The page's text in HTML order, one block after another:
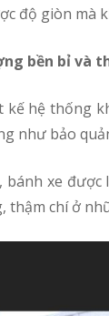
độ giòn mà
bền bỉ và
như bảo
thậm chí ở